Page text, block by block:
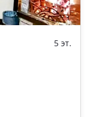
5 эт.